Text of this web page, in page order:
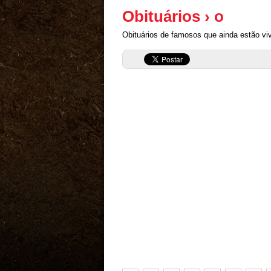
Obituários › o
Obituários de famosos que ainda estão